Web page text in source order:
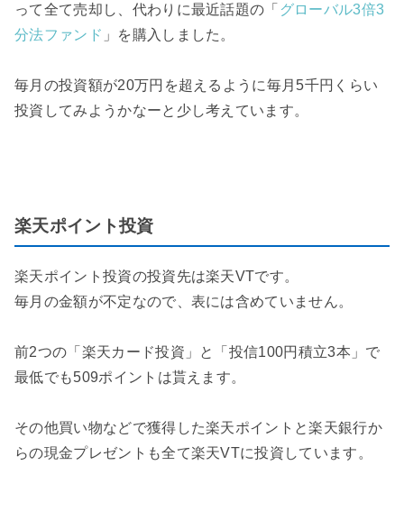
って全て売却し、代わりに最近話題の「 グローバル3倍3
分法ファンド 」を購入しました。
毎月の投資額が20万円を超えるように毎月5千円くらい
投資してみようかなーと少し考えています。
楽天ポイント投資
楽天ポイント投資の投資先は楽天VTです。
毎月の金額が不定なので、表には含めていません。
前2つの「楽天カード投資」と「投信100円積立3本」で
最低でも509ポイントは貰えます。
その他買い物などで獲得した楽天ポイントと楽天銀行か
らの現金プレゼントも全て楽天VTに投資しています。